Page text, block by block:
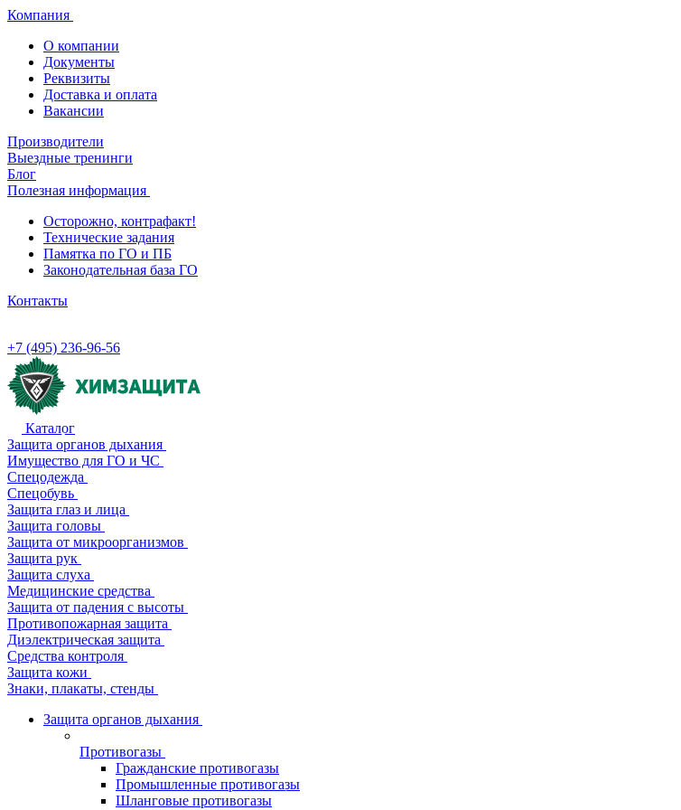
Компания
О компании
Документы
Реквизиты
Доставка и оплата
Вакансии
Производители
Выездные тренинги
Блог
Полезная информация
Осторожно, контрафакт!
Технические задания
Памятка по ГО и ПБ
Законодательная база ГО
Контакты
+7 (495) 236-96-56
Каталог
Защита органов дыхания
Имущество для ГО и ЧС
Спецодежда
Спецобувь
Защита глаз и лица
Защита головы
Защита от микроорганизмов
Защита рук
Защита слуха
Медицинские средства
Защита от падения с высоты
Противопожарная защита
Диэлектрическая защита
Средства контроля
Защита кожи
Знаки, плакаты, стенды
Защита органов дыхания
Противогазы
Гражданские противогазы
Промышленные противогазы
Шланговые противогазы